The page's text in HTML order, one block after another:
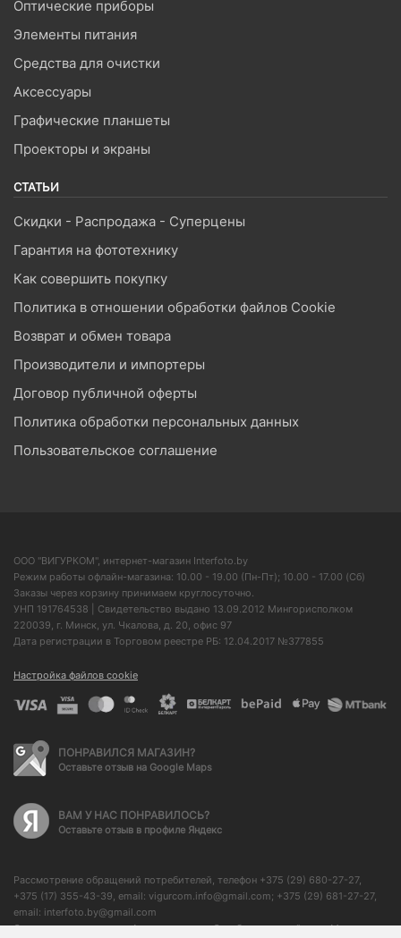
Оптические приборы
Элементы питания
Средства для очистки
Аксессуары
Графические планшеты
Проекторы и экраны
СТАТЬИ
Скидки - Распродажа - Суперцены
Гарантия на фототехнику
Как совершить покупку
Политика в отношении обработки файлов Cookie
Возврат и обмен товара
Производители и импортеры
Договор публичной оферты
Политика обработки персональных данных
Пользовательское соглашение
ООО "ВИГУРКОМ", интернет-магазин Interfoto.by
Режим работы офлайн-магазина: 10.00 - 19.00 (Пн-Пт); 10.00 - 17.00 (Сб)
Заказы через корзину принимаем круглосуточно.
УНП 191764538 | Свидетельство выдано 13.09.2012 Мингорисполком
220039, г. Минск, ул. Чкалова, д. 20, офис 97
Дата регистрации в Торговом реестре РБ: 12.04.2017 №377855
Настройка файлов cookie
ПОНРАВИЛСЯ МАГАЗИН?
Оставьте отзыв на Google Maps
ВАМ У НАС ПОНРАВИЛОСЬ?
Оставьте отзыв в профиле Яндекс
Рассмотрение обращений потребителей, телефон +375 (29) 680-27-27,
+375 (17) 355-43-39, email: vigurcom.info@gmail.com; +375 (29) 681-27-27,
email: interfoto.by@gmail.com
Отдел торговли и услуг Администрации Октябрьского района г. Минска: +